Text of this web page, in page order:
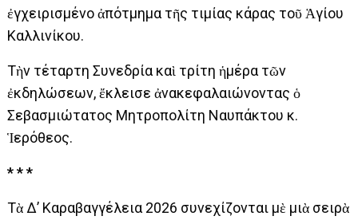
ἐγχειρισμένο ἀπότμημα τῆς τιμίας κάρας τοῦ Ἁγίου
Καλλινίκου.
Τὴν τέταρτη Συνεδρία καὶ τρίτη ἡμέρα τῶν
ἐκδηλώσεων, ἔκλεισε ἀνακεφαλαιώνοντας ὁ
Σεβασμιώτατος Μητροπολίτη Ναυπάκτου κ.
Ἱερόθεος.
* * *
Τὰ Δ’ Καραβαγγέλεια 2026 συνεχίζονται μὲ μιὰ σειρὰ